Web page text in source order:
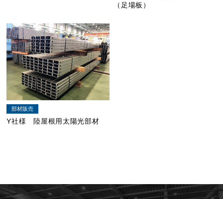
（足場板）
部材販売
Y社様 陸屋根用太陽光部材